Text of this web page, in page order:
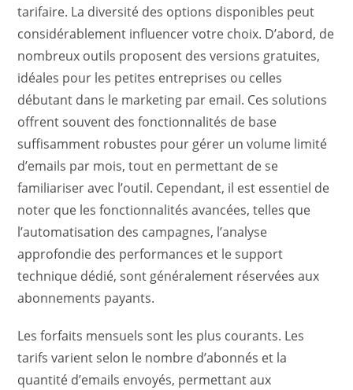
tarifaire. La diversité des options disponibles peut
considérablement influencer votre choix. D’abord, de
nombreux outils proposent des versions gratuites,
idéales pour les petites entreprises ou celles
débutant dans le marketing par email. Ces solutions
offrent souvent des fonctionnalités de base
suffisamment robustes pour gérer un volume limité
d’emails par mois, tout en permettant de se
familiariser avec l’outil. Cependant, il est essentiel de
noter que les fonctionnalités avancées, telles que
l’automatisation des campagnes, l’analyse
approfondie des performances et le support
technique dédié, sont généralement réservées aux
abonnements payants.
Les forfaits mensuels sont les plus courants. Les
tarifs varient selon le nombre d’abonnés et la
quantité d’emails envoyés, permettant aux